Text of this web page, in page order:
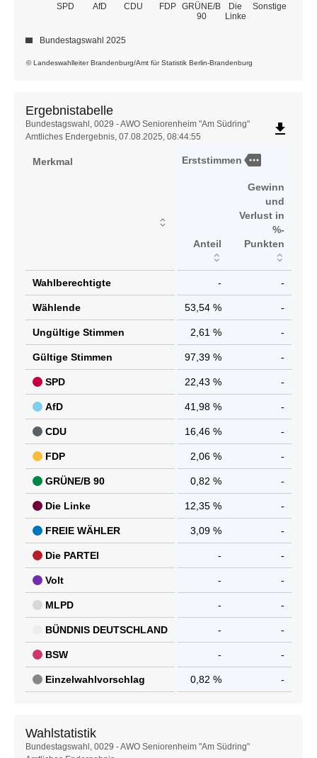
SPD AfD CDU FDP GRÜNE/B
90
Die
Linke
Sonstige
© Landeswahlleiter Brandenburg/Amt für Statistik Berlin-Brandenburg
Bundestagswahl 2025
Ergebnistabelle
Ergebnistabelle
Bundestagswahl, 0029 - AWO Seniorenheim "Am Südring"
Amtliches Endergebnis, 07.08.2025, 08:44:55
file_download
Merkmal Erststimmen more
Anteil
Gewinn
und
Verlust in
%-
Punkten
Wahlberechtigte - -
Wählende 53,54 % -
Ungültige Stimmen 2,61 % -
Gültige Stimmen 97,39 % -
SPD 22,43 % -
AfD 41,98 % -
CDU 16,46 % -
FDP 2,06 % -
GRÜNE/B 90 0,82 % -
Die Linke 12,35 % -
FREIE WÄHLER 3,09 % -
Die PARTEI - -
Volt - -
MLPD - -
BÜNDNIS DEUTSCHLAND - -
BSW - -
Einzelwahlvorschlag 0,82 % -
Wahlstatistik
Wahlstatistik
Bundestagswahl, 0029 - AWO Seniorenheim "Am Südring"